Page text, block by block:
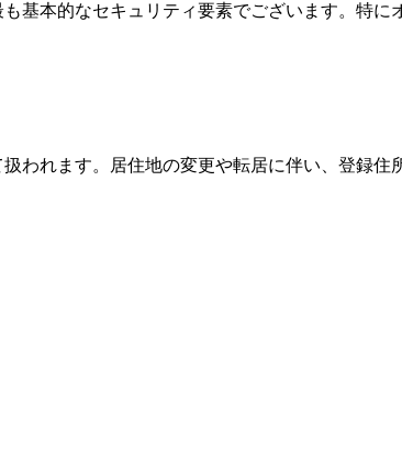
基本的なセキュリティ要素でございます。特に
われます。居住地の変更や転居に伴い、登録住